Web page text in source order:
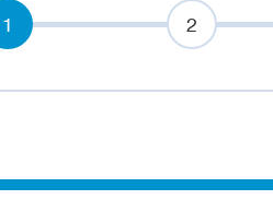
1 2